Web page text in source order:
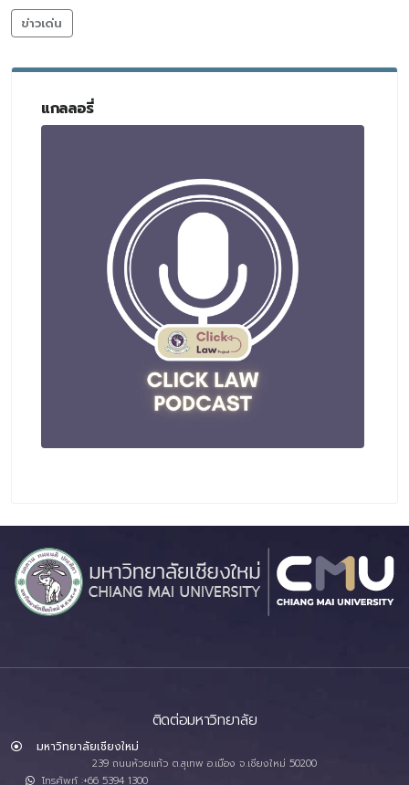
ข่าวเด่น
แกลลอรี่
ติดต่อมหาวิทยาลัย
มหาวิทยาลัยเชียงใหม่
239 ถนนห้วยแก้ว ต.สุเทพ อ.เมือง จ.เชียงใหม่ 50200
โทรศัพท์ :+66 5394 1300